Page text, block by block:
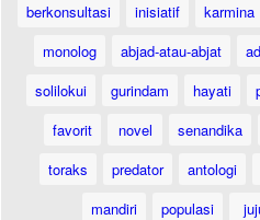
berkonsultasi
inisiatif karmina
monolog
abjad-atau-abjat
solilokui
gurindam hayati
favorit
novel senandika
toraks
predator antologi
mandiri
populasi